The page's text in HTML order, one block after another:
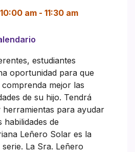
am - 11:30 am
estudiantes
oportunidad para que
mejor las
de su hijo. Tendrá
herramientas para ayudar
habilidades de
Leñero Solar es la
La Sra. Leñero